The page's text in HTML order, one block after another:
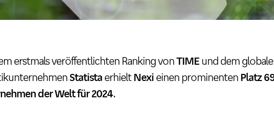
erstmals veröffentlichten Ranking vonTIMEund dem
StatistaerhieltNexi einen prominentenPlatz
der Welt für 2024.